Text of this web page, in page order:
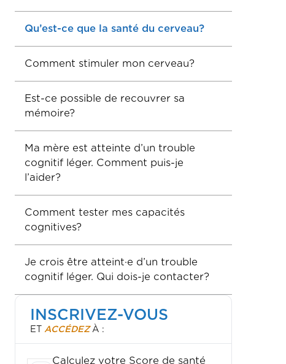
Qu’est-ce que la santé du cerveau?
Comment stimuler mon cerveau?
Est-ce possible de recouvrer sa
mémoire?
Ma mère est atteinte d’un trouble
cognitif léger. Comment puis-je
l’aider?
Comment tester mes capacités
cognitives?
Je crois être atteint·e d’un trouble
cognitif léger. Qui dois-je contacter?
INSCRIVEZ-VOUS
ET ACCÉDEZ À :
Calculez votre Score de santé